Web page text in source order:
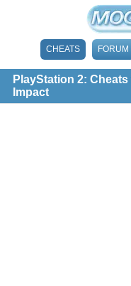
CHEATS FORUM
PlayStation 2:
Impact